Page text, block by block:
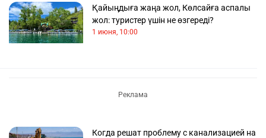
Қайыңдыға жаңа жол, Көлсайға аспалы
жол: туристер үшін не өзгереді?
1 июня, 10:00
Когда решат проблему с канализацией на